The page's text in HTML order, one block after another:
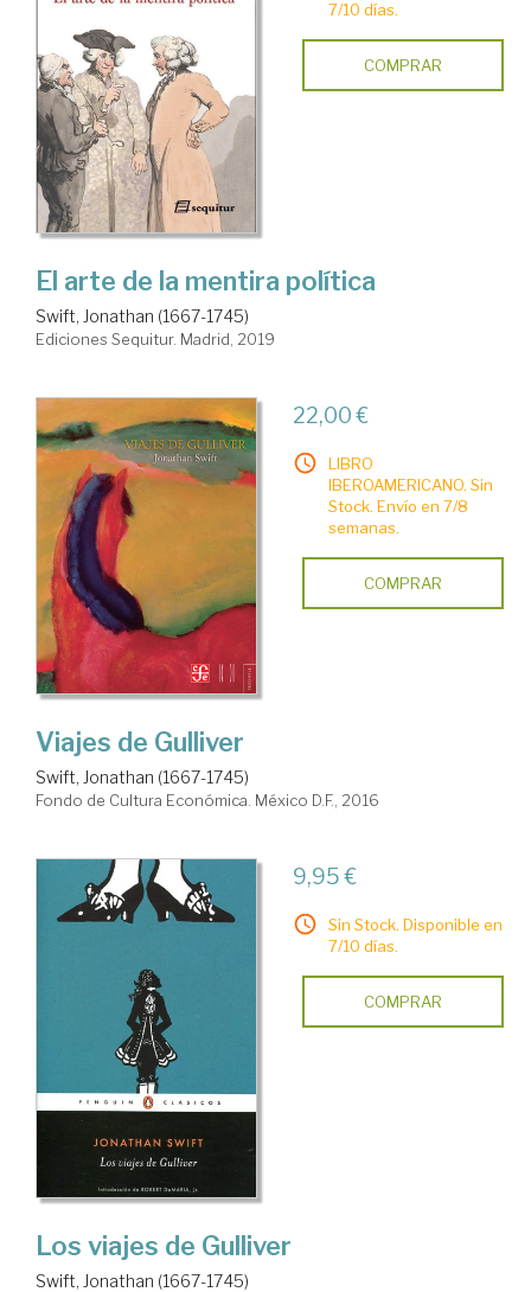
7/10 días.
COMPRAR
El arte de la mentira política
Swift, Jonathan (1667-1745)
Ediciones Sequitur. Madrid, 2019
22,00 €
LIBRO
IBEROAMERICANO. Sin
Stock. Envío en 7/8
semanas.
COMPRAR
Viajes de Gulliver
Swift, Jonathan (1667-1745)
Fondo de Cultura Económica. México D.F., 2016
9,95 €
Sin Stock. Disponible en
7/10 días.
COMPRAR
Los viajes de Gulliver
Swift, Jonathan (1667-1745)